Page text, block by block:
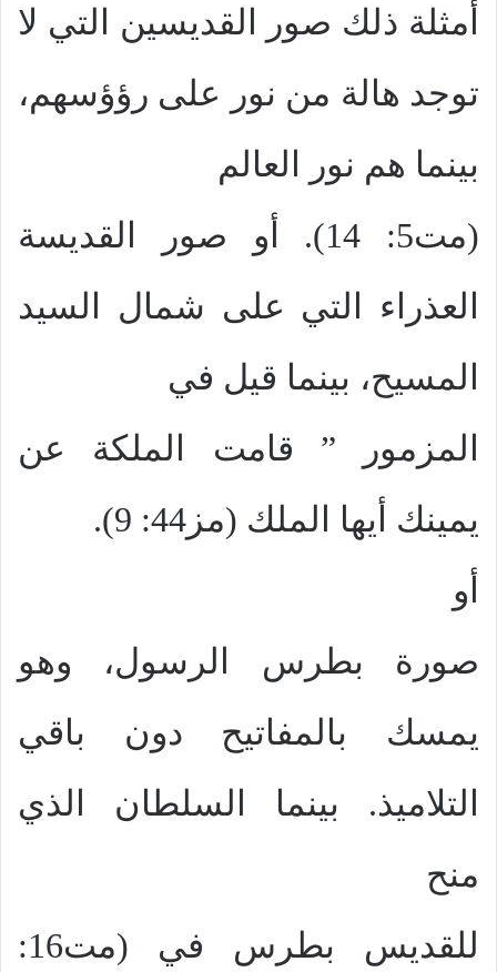
أمثلة ذلك صور القديسين التي لا
توجد هالة من نور على رؤؤسهم،
بينما هم نور العالم
(مت5: 14). أو صور القديسة
العذراء التي على شمال السيد
المسيح، بينما قيل في
المزمور ” قامت الملكة عن
يمينك أيها الملك (مز44: 9).
أو
صورة بطرس الرسول، وهو
يمسك بالمفاتيح دون باقي
التلاميذ. بينما السلطان الذي
منح
للقديس بطرس في (مت16: